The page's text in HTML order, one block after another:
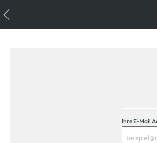
Ihre E-Mail